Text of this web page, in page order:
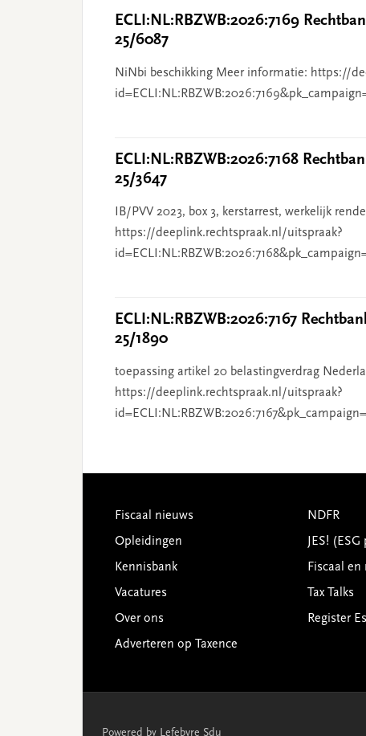
ECLI:NL:RBZWB:2026:7169
25/6087
NiNbi beschikking Meer informatie: https://
ECLI:NL:RBZWB:2026:7168
25/3647
IB/PVV 2023, box 3, kerstarrest, werkelijk
https://deeplink.rechtspraak.nl/uitspraak?
ECLI:NL:RBZWB:2026:7167
25/1890
toepassing artikel 20 belastingverdrag
https://deeplink.rechtspraak.nl/uitspraak?
Footer
Fiscaal nieuws
Opleidingen
Kennisbank
Vacatures
Over ons
Adverteren op Taxence
NDFR
JES!
Fiscaal en
Tax Talks
Register
Powered by Lefebvre Sdu